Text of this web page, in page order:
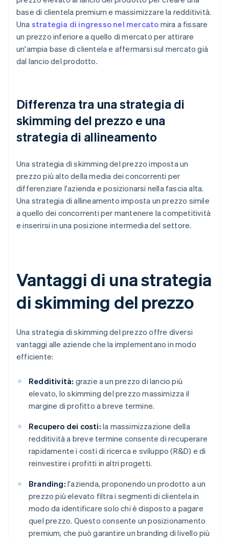
base di clientela premium e massimizzare la redditività.
Una strategia di ingresso nel mercato mira a fissare
un prezzo inferiore a quello di mercato per attirare
un'ampia base di clientela e affermarsi sul mercato già
dal lancio del prodotto.
Differenza tra una strategia di
skimming del prezzo e una
strategia di allineamento
Una strategia di skimming del prezzo imposta un
prezzo più alto della media dei concorrenti per
differenziare l'azienda e posizionarsi nella fascia alta.
Una strategia di allineamento imposta un prezzo simile
a quello dei concorrenti per mantenere la competitività
e inserirsi in una posizione intermedia del settore.
Vantaggi di una strategia
di skimming del prezzo
Una strategia di skimming del prezzo offre diversi
vantaggi alle aziende che la implementano in modo
efficiente:
Redditività: grazie a un prezzo di lancio più
elevato, lo skimming del prezzo massimizza il
margine di profitto a breve termine.
Recupero dei costi: la massimizzazione della
redditività a breve termine consente di recuperare
rapidamente i costi di ricerca e sviluppo (R&D) e di
reinvestire i profitti in altri progetti.
Branding: l'azienda, proponendo un prodotto a un
prezzo più elevato filtra i segmenti di clientela in
modo da identificare solo chi è disposto a pagare
quel prezzo. Questo consente un posizionamento
premium, che può garantire un branding di livello più